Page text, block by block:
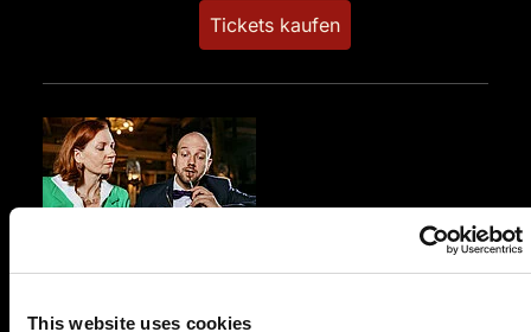
This website uses cookies
Tickets kaufen
Der Polterabendkiller